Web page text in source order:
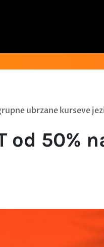
ubrzane kurseve
od